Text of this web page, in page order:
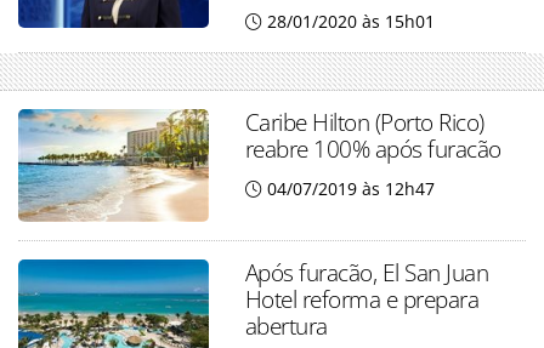
28/01/2020 às 15h01
Caribe Hilton (Porto Rico)
reabre 100% após furacão
04/07/2019 às 12h47
Após furacão, El San Juan
Hotel reforma e prepara
abertura